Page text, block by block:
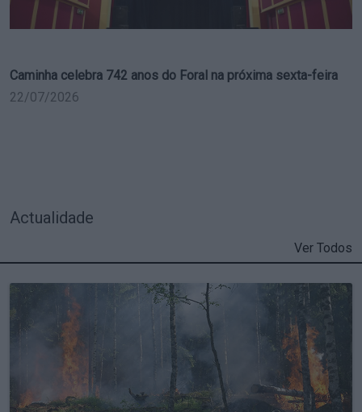
Caminha celebra 742 anos do Foral na próxima sexta-feira
22/07/2026
Actualidade
Ver Todos